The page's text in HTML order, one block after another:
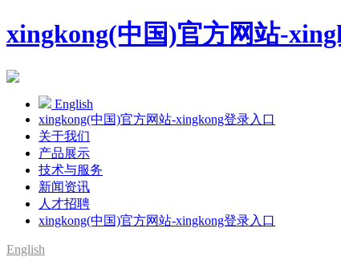
xingkong(中国)官方网站-
English
xingkong(中国)官方网站-xingkong登录入口
关于我们
产品展示
技术与服务
新闻资讯
人才招聘
xingkong(中国)官方网站-xingkong登录入口
English